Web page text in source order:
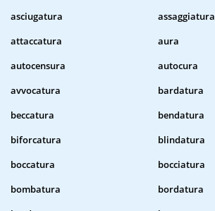
asciugatura
assaggiatura
attaccatura
aura
autocensura
autocura
avvocatura
bardatura
beccatura
bendatura
biforcatura
blindatura
boccatura
bocciatura
bombatura
bordatura